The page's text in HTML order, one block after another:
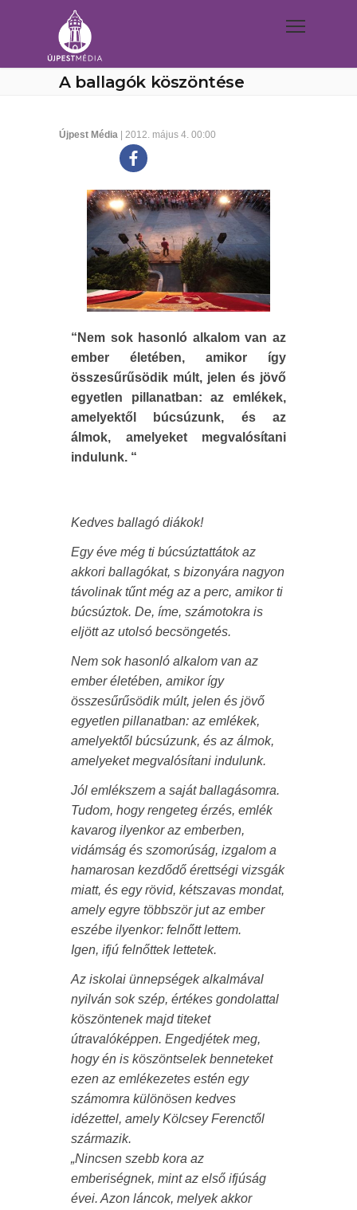
A ballagók köszöntése
Újpest Média | 2012. május 4. 00:00
“Nem sok hasonló alkalom van az
ember életében, amikor így
összesűrűsödik múlt, jelen és jövő
egyetlen pillanatban: az emlékek,
amelyektől búcsúzunk, és az
álmok, amelyeket megvalósítani
indulunk. “
Kedves ballagó diákok!
Egy éve még ti búcsúztattátok az
akkori ballagókat, s bizonyára nagyon
távolinak tűnt még az a perc, amikor ti
búcsúztok. De, íme, számotokra is
eljött az utolsó becsöngetés.
Nem sok hasonló alkalom van az
ember életében, amikor így
összesűrűsödik múlt, jelen és jövő
egyetlen pillanatban: az emlékek,
amelyektől búcsúzunk, és az álmok,
amelyeket megvalósítani indulunk.
Jól emlékszem a saját ballagásomra.
Tudom, hogy rengeteg érzés, emlék
kavarog ilyenkor az emberben,
vidámság és szomorúság, izgalom a
hamarosan kezdődő érettségi vizsgák
miatt, és egy rövid, kétszavas mondat,
amely egyre többször jut az ember
eszébe ilyenkor: felnőtt lettem.
Igen, ifjú felnőttek lettetek.
Az iskolai ünnepségek alkalmával
nyilván sok szép, értékes gondolattal
köszöntenek majd titeket
útravalóképpen. Engedjétek meg,
hogy én is köszöntselek benneteket
ezen az emlékezetes estén egy
számomra különösen kedves
idézettel, amely Kölcsey Ferenctől
származik.
„Nincsen szebb kora az
emberiségnek, mint az első ifjúság
évei. Azon láncok, melyek akkor